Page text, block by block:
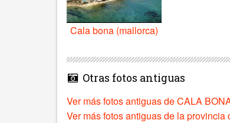
Cala bona (mallorca)
Otras fotos antiguas
Ver más fotos antiguas de CALA
Ver más fotos antiguas de la provincia